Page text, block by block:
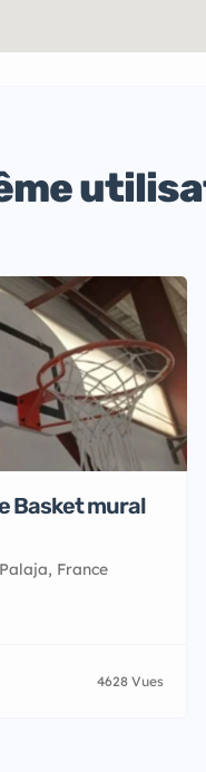
Basket mural
France
4628 Vues